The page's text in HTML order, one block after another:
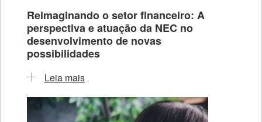
Reimaginando o setor financeiro: A
perspectiva e atuação da NEC no
desenvolvimento de novas
possibilidades
Leia mais